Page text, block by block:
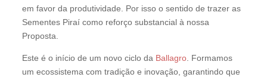
em favor da produtividade. Por isso o sentido de trazer as
Sementes Piraí como reforço substancial à nossa
Proposta.
Este é o início de um novo ciclo da Ballagro. Formamos
um ecossistema com tradição e inovação, garantindo que